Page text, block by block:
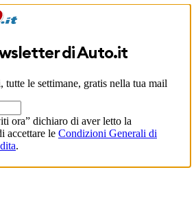
diAuto.it
le settimane, gratis nella tua mail
ora” dichiaro di aver letto la
accettare le Condizioni Generali di
.